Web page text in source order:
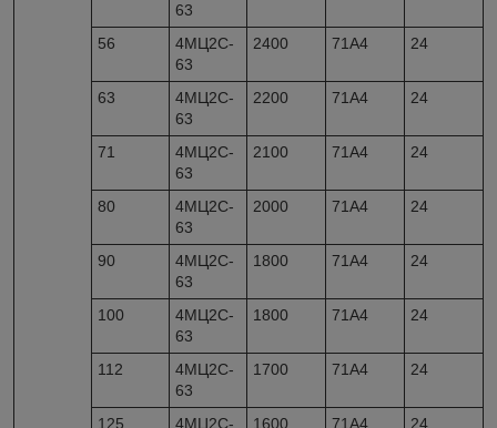
63
56
4МЦ2С-
63
2400 71A4 24
63
4МЦ2С-
63
2200 71A4 24
71
4МЦ2С-
63
2100 71A4 24
80
4МЦ2С-
63
2000 71A4 24
90
4МЦ2С-
63
1800 71A4 24
100
4МЦ2С-
63
1800 71A4 24
112
4МЦ2С-
63
1700 71A4 24
125 4МЦ2С- 1600 71A4 24